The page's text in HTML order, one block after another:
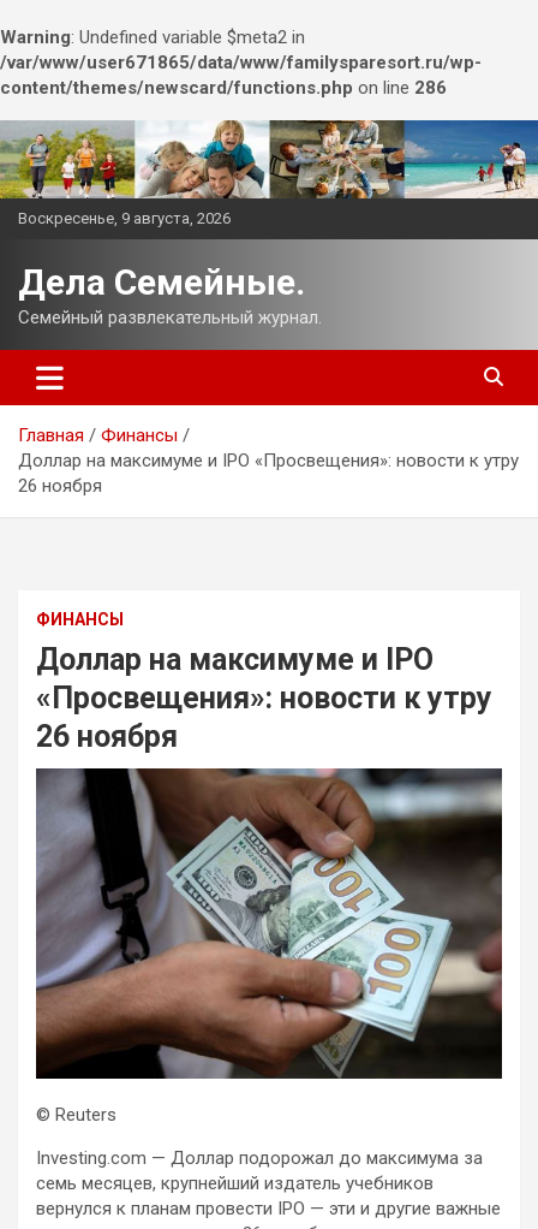
Warning: Undefined variable $meta2 in
/var/www/user671865/data/www/familysparesort.ru/wp-
content/themes/newscard/functions.php on line 286
Перейти
к
содержимому
Воскресенье, 9 августа, 2026
Дела Семейные.
Семейный развлекательный журнал.
Главная
Финансы
Доллар на максимуме и IPO «Просвещения»: новости к утру
26 ноября
ФИНАНСЫ
Доллар на максимуме и IPO
«Просвещения»: новости к утру
26 ноября
© Reuters
Investing.com — Доллар подорожал до максимума за
семь месяцев, крупнейший издатель учебников
вернулся к планам провести IPO — эти и другие важные